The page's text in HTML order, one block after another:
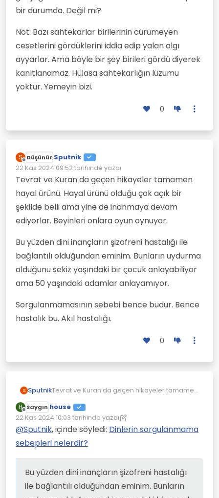
bir durumda. Değil mi?
Not: Bazı sahtekarlar birilerinin cürümeyen
cesetlerini gördüklerini iddia edip yalan algı
ayyarlar. Ama böyle bir şey birileri gördü diyerek
kanıtlanamaz. Hülasa sahtekarlığın lüzumu
yoktur. Yemeyin bizi.
0
S
Çevrimdışı
Düşünür Sputnik
22 Kas 2024 09:52tarihinde yazdı
Son düzenleyen:
Tevrat ve Kuran da geçen hikayeler tamamen
hayal ürünü. Hayal ürünü olduğu çok açık bir
şekilde belli ama yine de inanmaya devam
ediyorlar. Beyinleri onlara oyun oynuyor.
Bu yüzden dini inançların şizofreni hastalığı ile
bağlantılı olduğundan eminim. Bunların uydurma
olduğunu sekiz yaşındaki bir çocuk anlayabiliyor
ama 50 yaşındaki adamlar anlayamıyor.
Sorgulanmamasının sebebi bence budur. Bence
hastalık bu. Akıl hastalığı.
0
S SputnikTevrat ve Kuran da geçen hikayeler tamamen
şekilde belli ama yine de inanmaya devam
ediyorlar. Beyinleri onlara oyun oynuyor.
Bu yüzden dini inançların şizofreni hastalığı ile
bağlantılı olduğundan eminim. Bunların
uydurma olduğunu sekiz yaşındaki bir çocuk
anlayabiliyor ama 50 yaşındaki adamlar
anlayamıyor.
Sorgulanmamasının sebebi bence budur.
Bence hastalık bu. Akıl hastalığı.
H
Çevrimdışı
Saygın house
22 Kas 2024 10:03 tarihinde yazdı
Son düzenleyen: house
@Sputnik, içinde söyledi: Dinlerin sorgulanmama
sebepleri nelerdir?
Bu yüzden dini inançların şizofreni hastalığı
ile bağlantılı olduğundan eminim. Bunların